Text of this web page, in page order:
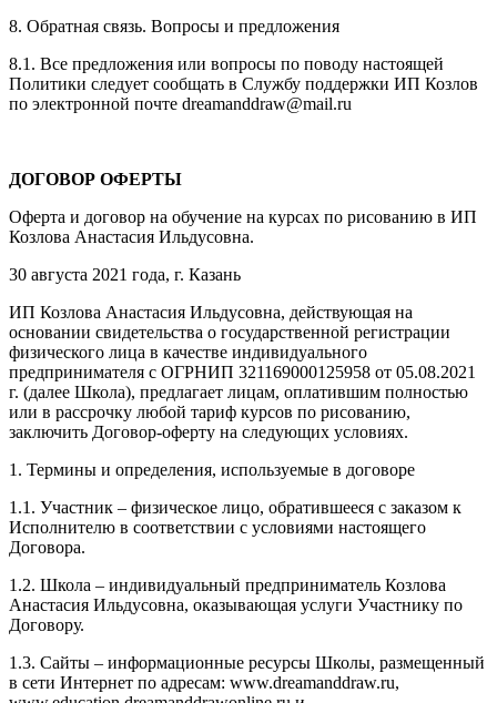
8. Обратная связь. Вопросы и предложения
8.1. Все предложения или вопросы по поводу настоящей
Политики следует сообщать в Службу поддержки ИП Козлов
по электронной почте dreamanddraw@mail.ru
ДОГОВОР ОФЕРТЫ
Оферта и договор на обучение на курсах по рисованию в ИП
Козлова Анастасия Ильдусовна.
30 августа 2021 года, г. Казань
ИП Козлова Анастасия Ильдусовна, действующая на
основании свидетельства о государственной регистрации
физического лица в качестве индивидуального
предпринимателя с ОГРНИП 321169000125958 от 05.08.2021
г. (далее Школа), предлагает лицам, оплатившим полностью
или в рассрочку любой тариф курсов по рисованию,
заключить Договор-оферту на следующих условиях.
1. Термины и определения, используемые в договоре
1.1. Участник – физическое лицо, обратившееся с заказом к
Исполнителю в соответствии с условиями настоящего
Договора.
1.2. Школа – индивидуальный предприниматель Козлова
Анастасия Ильдусовна, оказывающая услуги Участнику по
Договору.
1.3. Сайты – информационные ресурсы Школы, размещенный
в сети Интернет по адресам: www.dreamanddraw.ru,